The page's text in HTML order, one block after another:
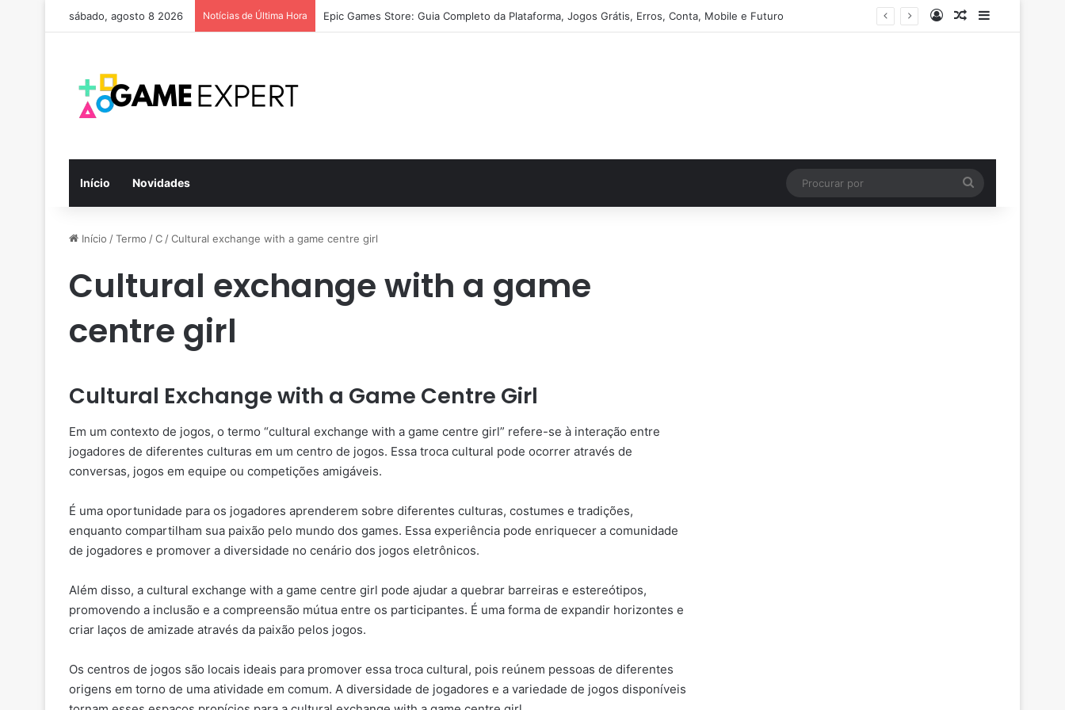
sábado, agosto 8 2026 Notícias de Última Hora Epic Games Store: Guia Completo da Plataforma, Jogos Grátis, Erros, Conta, Mobile e Futuro EntrarArtigo aleatório
Barra Lateral
Início Novidades
por
Início /Termo /C /Cultural exchange with a game centre girl
Cultural exchange with a game
centre girl
Cultural Exchange with a Game Centre Girl
Em um contexto de jogos, o termo “cultural exchange with a game centre girl” refere-se à interação entre
jogadores de diferentes culturas em um centro de jogos. Essa troca cultural pode ocorrer através de
conversas, jogos em equipe ou competições amigáveis.
É uma oportunidade para os jogadores aprenderem sobre diferentes culturas, costumes e tradições,
enquanto compartilham sua paixão pelo mundo dos games. Essa experiência pode enriquecer a comunidade
de jogadores e promover a diversidade no cenário dos jogos eletrônicos.
Além disso, a cultural exchange with a game centre girl pode ajudar a quebrar barreiras e estereótipos,
promovendo a inclusão e a compreensão mútua entre os participantes. É uma forma de expandir horizontes e
criar laços de amizade através da paixão pelos jogos.
Os centros de jogos são locais ideais para promover essa troca cultural, pois reúnem pessoas de diferentes
origens em torno de uma atividade em comum. A diversidade de jogadores e a variedade de jogos disponíveis